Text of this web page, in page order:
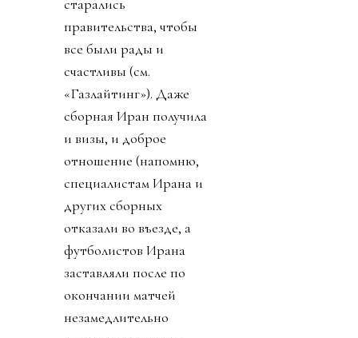
старались
правительства, чтобы
все были рады и
счастливы (см.
«Газлайтинг»). Даже
сборная Иран получила
и визы, и доброе
отношение (напомню,
специалистам Ирана и
других сборных
отказали во въезде, а
футболистов Ирана
заставляли после по
окончании матчей
незамедлительно